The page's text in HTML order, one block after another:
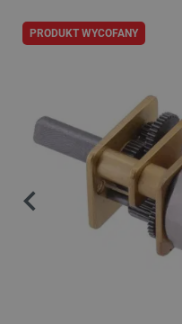
PRODUKT WYCOFANY